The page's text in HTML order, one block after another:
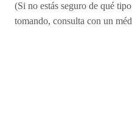
(Si no estás seguro de qué
tomando, consulta con un